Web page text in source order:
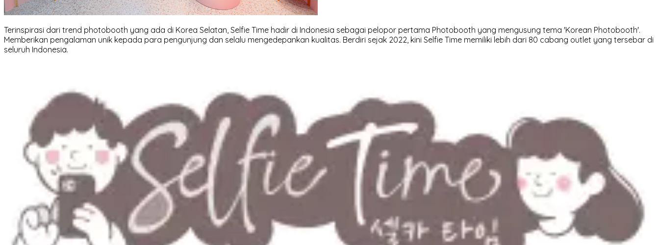
Terinspirasi dari trend photobooth yang ada di Korea Selatan, Selfie Time hadir di Indonesia sebagai pelopor pertama Photobooth yang mengusung tema 'Korean Photobooth'.
Memberikan pengalaman unik kepada para pengunjung dan selalu mengedepankan kualitas. Berdiri sejak 2022, kini Selfie Time memiliki lebih dari 80 cabang outlet yang tersebar di
seluruh Indonesia.